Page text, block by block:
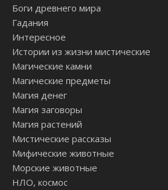
Боги древнего мира
Гадания
Интересное
Истории из жизни мистические
Магические камни
Магические предметы
Магия денег
Магия заговоры
Магия растений
Мистические рассказы
Мифические животные
Морские животные
НЛО, космос